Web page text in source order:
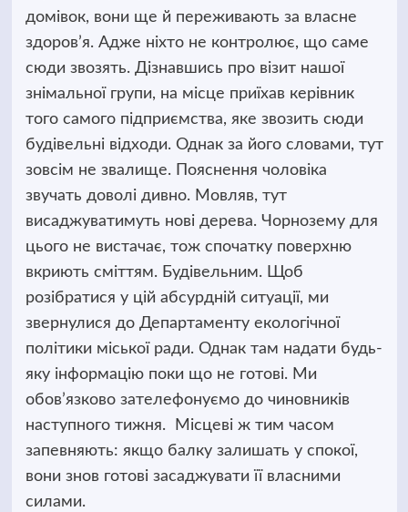
домівок, вони ще й переживають за власне
здоров’я. Адже ніхто не контролює, що саме
сюди звозять. Дізнавшись про візит нашої
знімальної групи, на місце приїхав керівник
того самого підприємства, яке звозить сюди
будівельні відходи. Однак за його словами, тут
зовсім не звалище. Пояснення чоловіка
звучать доволі дивно. Мовляв, тут
висаджуватимуть нові дерева. Чорнозему для
цього не вистачає, тож спочатку поверхню
вкриють сміттям. Будівельним. Щоб
розібратися у цій абсурдній ситуації, ми
звернулися до Департаменту екологічної
політики міської ради. Однак там надати будь-
яку інформацію поки що не готові. Ми
обов’язково зателефонуємо до чиновників
наступного тижня. Місцеві ж тим часом
запевняють: якщо балку залишать у спокої,
вони знов готові засаджувати її власними
силами.